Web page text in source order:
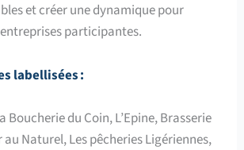
et créer une dynamique pour
entreprises participantes.
labellisées:
Boucherie du Coin, L’Epine, Brasserie
Naturel, Les pêcheries Ligériennes,